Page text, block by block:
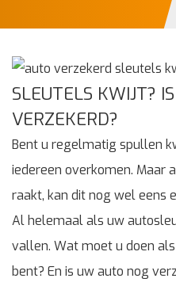
SLEUTELS KWIJT?
VERZEKERD?
Bent u regelmatig spullen
iedereen overkomen. Maar
raakt, kan dit nog wel eens
Al helemaal als uw
vallen. Wat moet u doen
bent? En is uw auto nog